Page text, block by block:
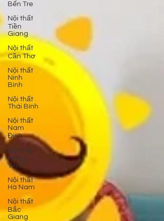
Bến Tre
Nội thất
Tiền
Giang
Nội thất
Cần Thơ
Nội thất
Ninh
Bình
Nội thất
Thái Bình
Nội thất
Nam
Định
Nội thất
Hưng
Yên
Nội thất
Hà Nam
Nội thất
Bắc
Giang